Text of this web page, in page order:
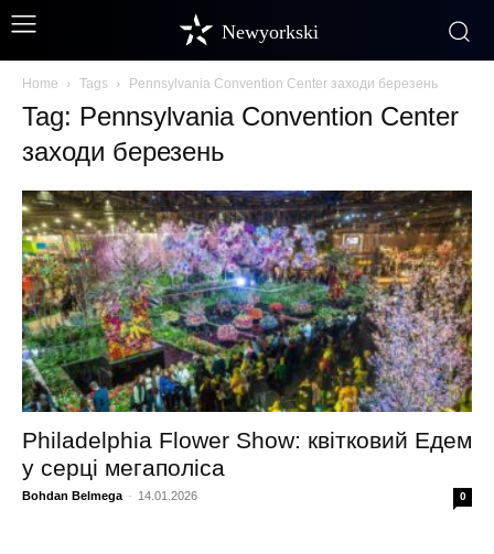
Newyorkski
Home Tags Pennsylvania Convention Center заходи березень
Tag: Pennsylvania Convention Center
заходи березень
Philadelphia Flower Show: квітковий Едем
у серці мегаполіса
Bohdan Belmega - 14.01.2026 0